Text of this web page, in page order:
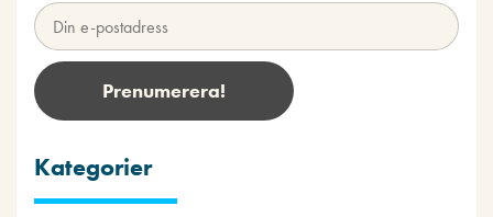
Kategorier